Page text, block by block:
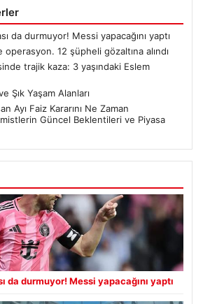
da durmuyor! Messi yapacağını yaptı
operasyon. 12 şüpheli gözaltına alındı
trajik kaza: 3 yaşındaki Eslem
Şık Yaşam Alanları
Ayı Faiz Kararını Ne Zaman
Güncel Beklentileri ve Piyasa
da durmuyor! Messi yapacağını yaptı